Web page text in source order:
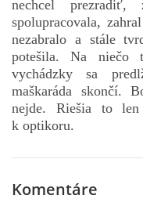
nechcel
spolupracovala,
nezabralo a stále
potešila. Na niečo
vychádzky sa
maškaráda skončí.
nejde. Riešia to
k optikoru.
Komentáre